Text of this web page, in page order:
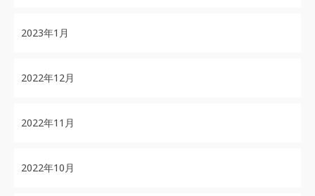
2023年1月
2022年12月
2022年11月
2022年10月